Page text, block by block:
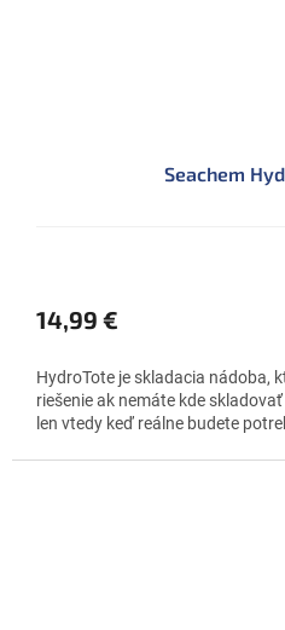
Seachem
14,99 €
HydroTote je skladacia nádoba,
riešenie ak nemáte kde
len vtedy keď reálne budete